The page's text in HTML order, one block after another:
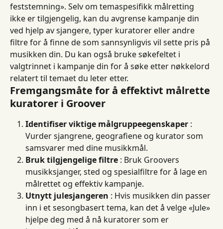
feststemning». Selv om temaspesifikk målretting
ikke er tilgjengelig, kan du avgrense kampanje din
ved hjelp av sjangere, typer kuratorer eller andre
filtre for å finne de som sannsynligvis vil sette pris på
musikken din. Du kan også bruke søkefeltet i
valgtrinnet i kampanje din for å søke etter nøkkelord
relatert til temaet du leter etter.
Fremgangsmåte for å effektivt målrette
kuratorer i Groover
Identifiser viktige målgruppeegenskaper :
Vurder sjangrene, geografiene og kurator som
samsvarer med dine musikkmål.
Bruk tilgjengelige filtre : Bruk Groovers
musikksjanger, sted og spesialfiltre for å lage en
målrettet og effektiv kampanje.
Utnytt julesjangeren : Hvis musikken din passer
inn i et sesongbasert tema, kan det å velge «Jule»
hjelpe deg med å nå kuratorer som er